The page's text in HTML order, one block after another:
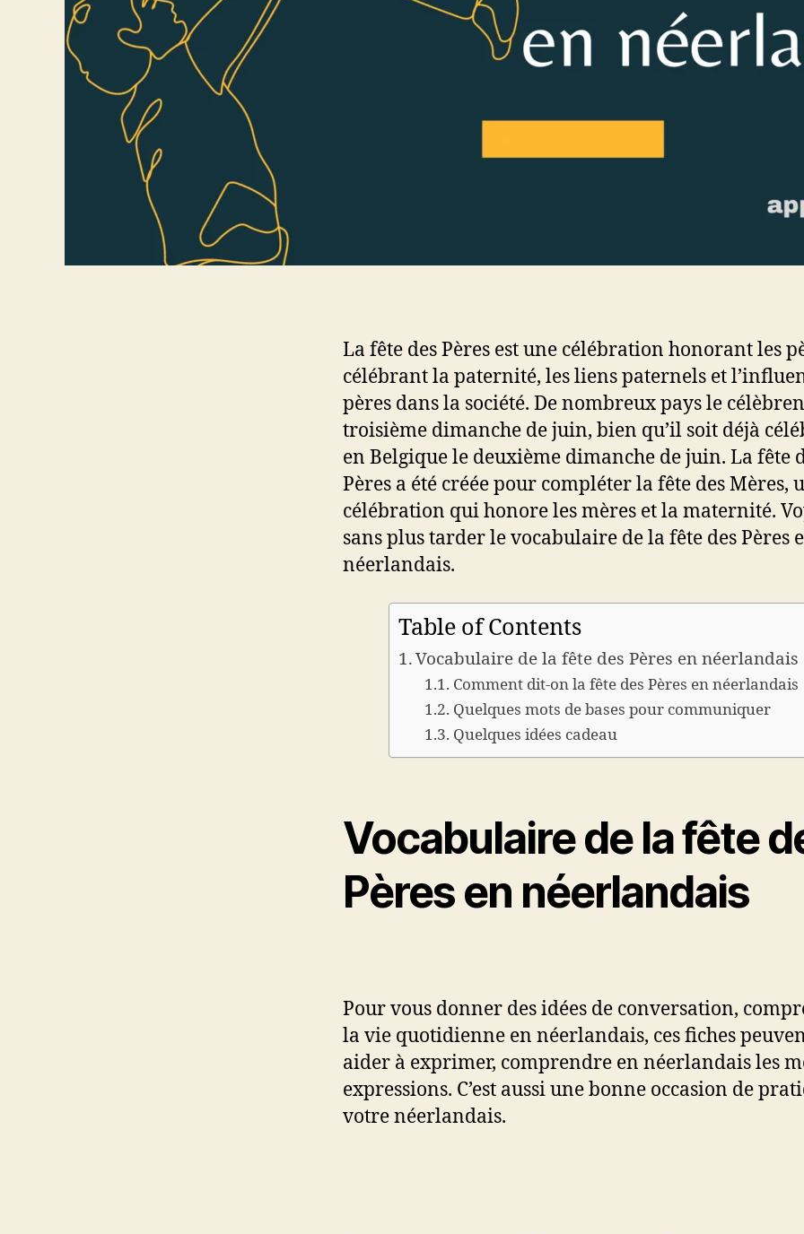
La fête des Pères est une célébration honorant les
célébrant la paternité, les liens paternels et
pères dans la société. De nombreux pays le
troisième dimanche de juin, bien qu’il soit déjà
en Belgique le deuxième dimanche de juin. La fête
Pères a été créée pour compléter la fête des Mères,
célébration qui honore les mères et la maternité.
sans plus tarder le vocabulaire de la fête des Pères
néerlandais.
Table of Contents
Vocabulaire de la fête des Pères en néerlandais
Comment dit-on la fête des Pères en néerlandais
Quelques mots de bases pour communiquer
Quelques idées cadeau
Vocabulaire de la fête
Pères en néerlandais
Pour vous donner des idées de conversation,
la vie quotidienne en néerlandais, ces fiches
aider à exprimer, comprendre en néerlandais les
expressions. C’est aussi une bonne occasion de
votre néerlandais.